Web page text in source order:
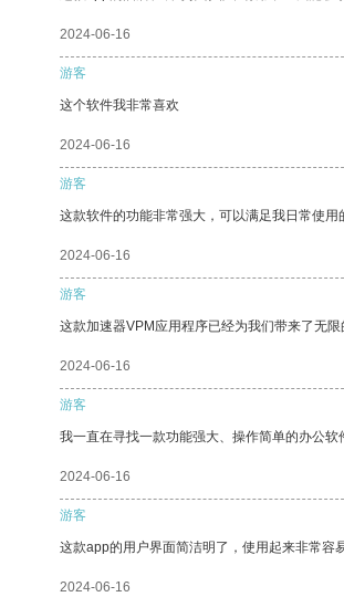
2024-06-16
游客
这个软件我非常喜欢
2024-06-16
游客
这款软件的功能非常强大，可以满足我日常使用
2024-06-16
游客
这款加速器VPM应用程序已经为我们带来了无限
2024-06-16
游客
我一直在寻找一款功能强大、操作简单的办公
2024-06-16
游客
这款app的用户界面简洁明了，使用起来非常容
2024-06-16